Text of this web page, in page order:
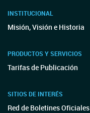
INSTITUCIONAL
Misión, Visión e Historia
PRODUCTOS Y SERVICIOS
Tarifas de Publicación
SITIOS DE INTERÉS
Red de Boletines Oficiales